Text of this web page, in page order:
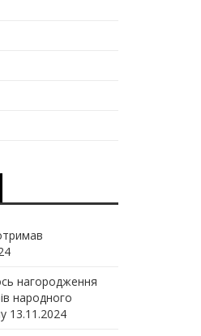
нагородження
народного
13.11.2024